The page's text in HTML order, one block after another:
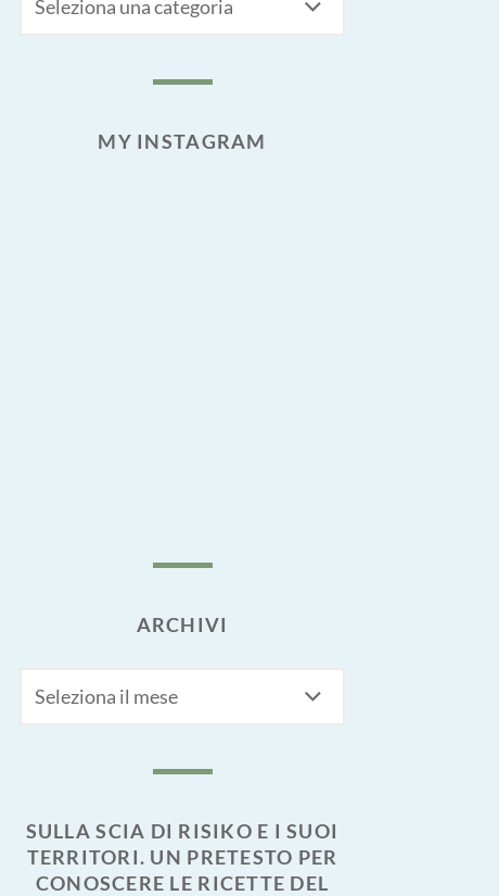
MY INSTAGRAM
ARCHIVI
SULLA SCIA DI RISIKO E I SUOI
TERRITORI. UN PRETESTO PER
CONOSCERE LE RICETTE DEL